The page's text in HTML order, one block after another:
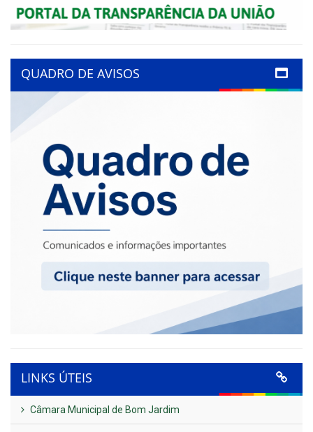
QUADRO DE AVISOS
LINKS ÚTEIS
Câmara Municipal de Bom Jardim